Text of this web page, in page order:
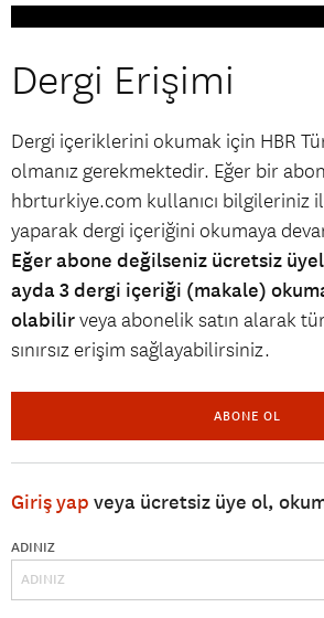
Dergi Erişimi
Dergi içeriklerini okumak için HBR
olmanız gerekmektedir. Eğer bir
hbrturkiye.com kullanıcı bilgileriniz
yaparak dergi içeriğini okumaya
Eğer abone değilseniz ücretsiz
ayda 3 dergi içeriği (makale)
olabilirveya abonelik satın alarak
sınırsız erişim sağlayabilirsiniz.
ABONE OL
Giriş yap veya ücretsiz üye ol,
ADINIZ